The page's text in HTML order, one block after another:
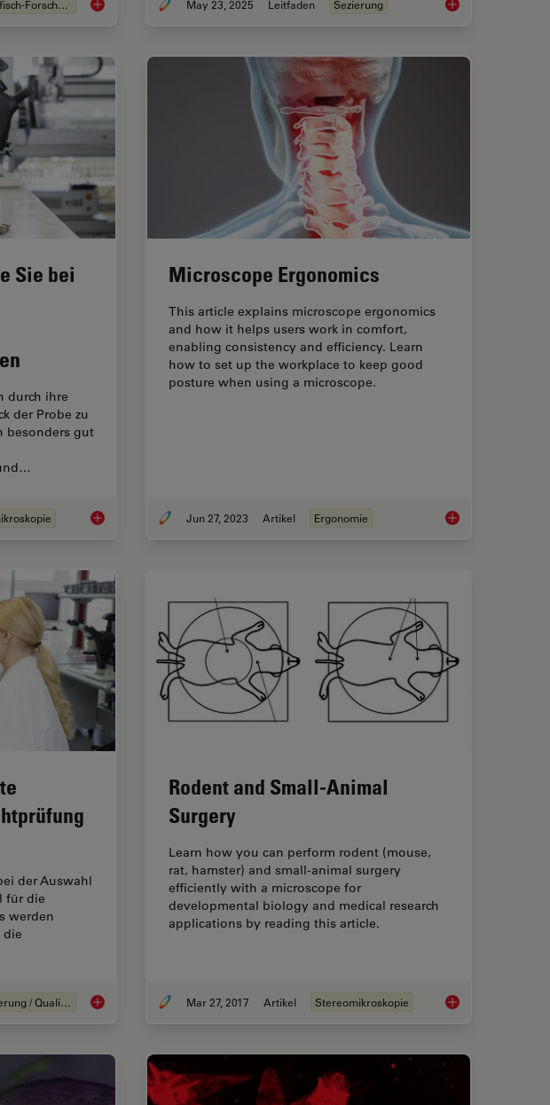
Research Zebrafisch-Forschung Zebrafisch-ForschungMay 23, 2025 Leitfaden Sezierung Präpariermikroskope
Sie bei
durch ihre
der Probe zu
besonders gut
Wichtige Faktoren, die Sie bei der Auswahl eines Stereomikroskops berücksichtigen sollten
Microscope Ergonomics
This article explains microscope ergonomics
and how it helps users work in comfort,
enabling consistency and efficiency. Learn
how to set up the workplace to keep good
posture when using a microscope.
Jun 27, 2023 Artikel Ergonomie Microscope
der Auswahl
für die
werden
die
Qualitätssicherung / Qualitätskontrolle Wie man das geeignete Mikroskop für die Sichtprüfung auswählt
Rodent and Small-Animal
Surgery
Learn how you can perform rodent (mouse,
rat, hamster) and small-animal surgery
efficiently with a microscope for
developmental biology and medical research
applications by reading this article.
Mar 27, 2017 Artikel Stereomikroskopie Rodent and Small-